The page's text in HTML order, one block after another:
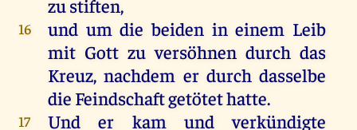
zustiften,
16 und um die beiden in einem Leib
mit Gott zu versöhnen durch das
Kreuz,nachdem er durch dasselbe
die Feindschaftgetötethatte.
17 Und er kam und
verkündigte